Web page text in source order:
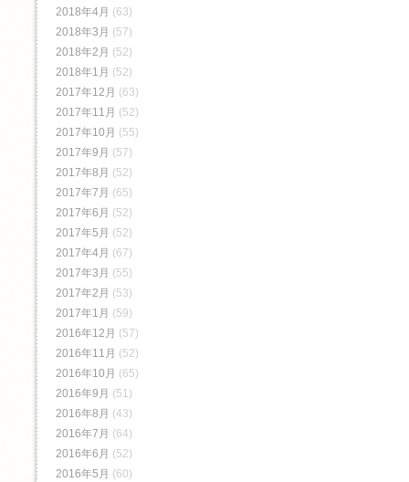
2018年4月 (63)
2018年3月 (57)
2018年2月 (52)
2018年1月 (52)
2017年12月 (63)
2017年11月 (52)
2017年10月 (55)
2017年9月 (57)
2017年8月 (52)
2017年7月 (65)
2017年6月 (52)
2017年5月 (52)
2017年4月 (67)
2017年3月 (55)
2017年2月 (53)
2017年1月 (59)
2016年12月 (57)
2016年11月 (52)
2016年10月 (65)
2016年9月 (51)
2016年8月 (43)
2016年7月 (64)
2016年6月 (52)
2016年5月 (60)